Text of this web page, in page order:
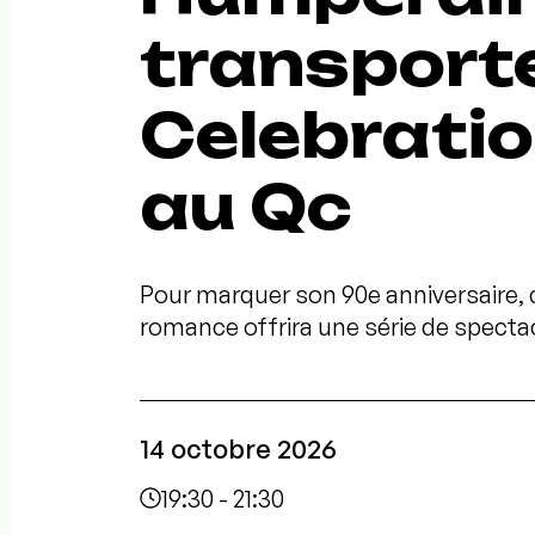
au Qc
Pour marquer son 90e
romance offrira une série de
14 octobre 2026
19:30 - 21:30